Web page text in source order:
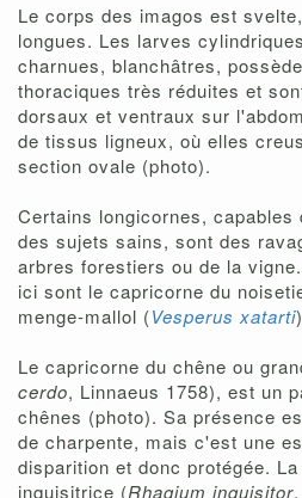
Le corps des imagos est
longues. Les larves
charnues, blanchâtres,
thoraciques très réduites et
dorsaux et ventraux sur
de tissus ligneux, où elles
section ovale (photo).
Certains longicornes, capables
des sujets sains, sont des
arbres forestiers ou de la
ici sont le capricorne du
menge-mallol (Vesperus xatarti
Le capricorne du chêne ou
cerdo, Linnaeus 1758), est un
chênes (photo). Sa présence
de charpente, mais c'est une
disparition et donc protégée.
inquisitrice (Rhagium inquisitor